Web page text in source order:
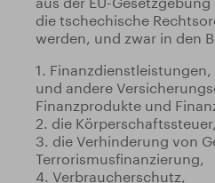
die tschechische
werden, und zwar in den
1.
und andere
Finanzprodukte und
2. die Körperschaftssteuer,
3. die Verhinderung von
Terrorismusfinanzierung,
4. Verbraucherschutz,